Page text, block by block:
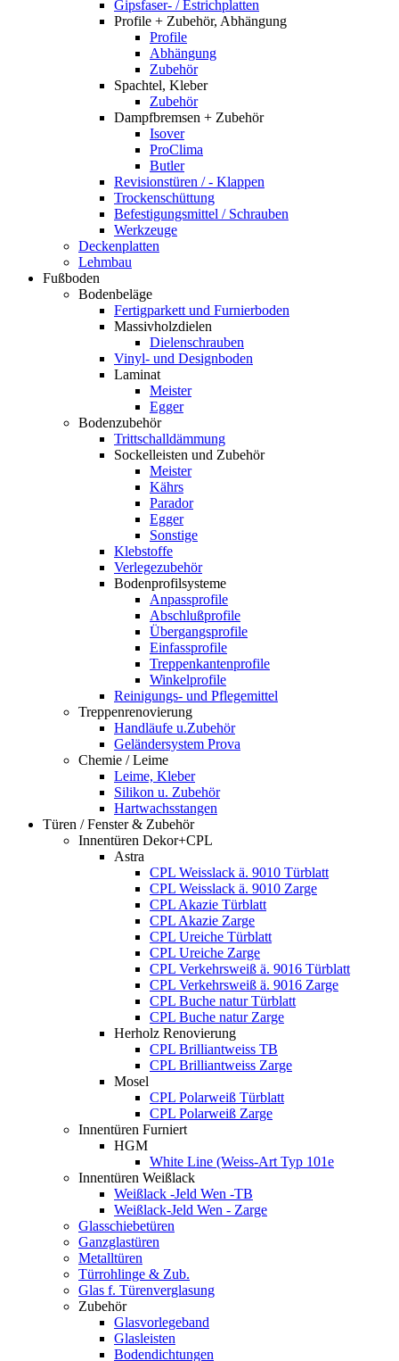
Gipsfaser- / Estrichplatten
Profile + Zubehör, Abhängung
Profile
Abhängung
Zubehör
Spachtel, Kleber
Zubehör
Dampfbremsen + Zubehör
Isover
ProClima
Butler
Revisionstüren / - Klappen
Trockenschüttung
Befestigungsmittel / Schrauben
Werkzeuge
Deckenplatten
Lehmbau
Fußboden
Bodenbeläge
Fertigparkett und Furnierboden
Massivholzdielen
Dielenschrauben
Vinyl- und Designboden
Laminat
Meister
Egger
Bodenzubehör
Trittschalldämmung
Sockelleisten und Zubehör
Meister
Kährs
Parador
Egger
Sonstige
Klebstoffe
Verlegezubehör
Bodenprofilsysteme
Anpassprofile
Abschlußprofile
Übergangsprofile
Einfassprofile
Treppenkantenprofile
Winkelprofile
Reinigungs- und Pflegemittel
Treppenrenovierung
Handläufe u.Zubehör
Geländersystem Prova
Chemie / Leime
Leime, Kleber
Silikon u. Zubehör
Hartwachsstangen
Türen / Fenster & Zubehör
Innentüren Dekor+CPL
Astra
CPL Weisslack ä. 9010 Türblatt
CPL Weisslack ä. 9010 Zarge
CPL Akazie Türblatt
CPL Akazie Zarge
CPL Ureiche Türblatt
CPL Ureiche Zarge
CPL Verkehrsweiß ä. 9016 Türblatt
CPL Verkehrsweiß ä. 9016 Zarge
CPL Buche natur Türblatt
CPL Buche natur Zarge
Herholz Renovierung
CPL Brilliantweiss TB
CPL Brilliantweiss Zarge
Mosel
CPL Polarweiß Türblatt
CPL Polarweiß Zarge
Innentüren Furniert
HGM
White Line (Weiss-Art Typ 101e
Innentüren Weißlack
Weißlack -Jeld Wen -TB
Weißlack-Jeld Wen - Zarge
Glasschiebetüren
Ganzglastüren
Metalltüren
Türrohlinge & Zub.
Glas f. Türenverglasung
Zubehör
Glasvorlegeband
Glasleisten
Bodendichtungen